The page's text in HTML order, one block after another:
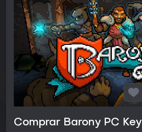
Comprar Barony PC Key